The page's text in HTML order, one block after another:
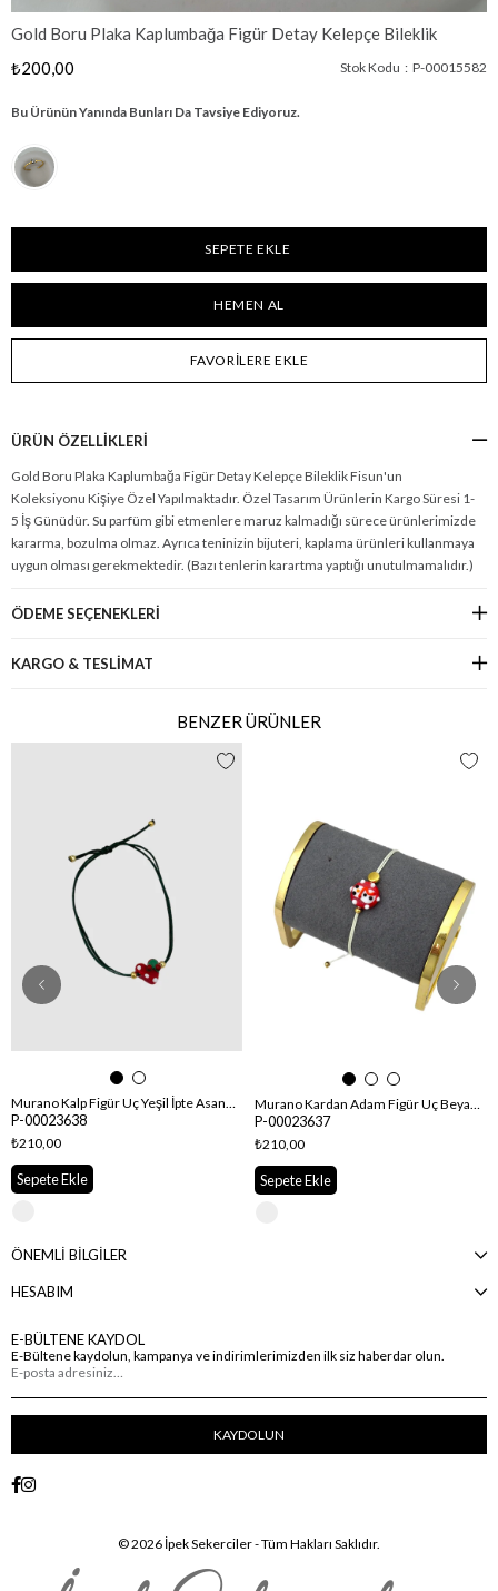
Gold Boru Plaka Kaplumbağa Figür Detay Kelepçe Bileklik
₺200,00
Stok Kodu P-00015582
Bu Ürünün Yanında Bunları Da Tavsiye Ediyoruz.
FAVORILERE EKLE
ÜRÜN ÖZELLIKLERI
Gold Boru Plaka Kaplumbağa Figür Detay Kelepçe Bileklik Fisun'un
Koleksiyonu Kişiye Özel Yapılmaktadır. Özel Tasarım Ürünlerin Kargo Süresi 1-
5 İş Günüdür. Su parfüm gibi etmenlere maruz kalmadığı sürece ürünlerimizde
kararma, bozulma olmaz. Ayrıca teninizin bijuteri, kaplama ürünleri kullanmaya
uygun olması gerekmektedir. (Bazı tenlerin karartma yaptığı unutulmamalıdır.)
ÖDEME SEÇENEKLERI
KARGO & TESLİMAT
BENZER ÜRÜNLER
Murano Kalp Figür Uç Yeşil İpte Asansörlü İp Bileklik
P-00023638
₺210,00
Sepete Ekle
Murano Kardan Adam Figür Uç Beyaz İpte Asansörlü İp Bileklik
P-00023637
₺210,00
Sepete Ekle
ÖNEMLİ BİLGİLER
HESABIM
E-BÜLTENE KAYDOL
E-Bültene kaydolun, kampanya ve indirimlerimizden ilk siz haberdar olun.
KAYDOLUN
© 2026 İpek Sekerciler - Tüm Hakları Saklıdır.